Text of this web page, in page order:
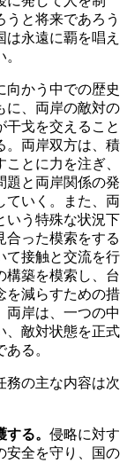
と将来であろう
永遠に覇を唱え
かう中での歴史
に、両岸の敵対の
干戈を交えること
。両岸双方は、積
とに力を注ぎ、
題と両岸関係の発
ていく。また、両
いう特殊な状況下
合った模索をする
て接触と交流を行
構築を模索し、台
を減らすための措
両岸は、一つの中
、敵対状態を正式
る。
の主な内容は次
る。 侵略に対す
安全を守り、国の